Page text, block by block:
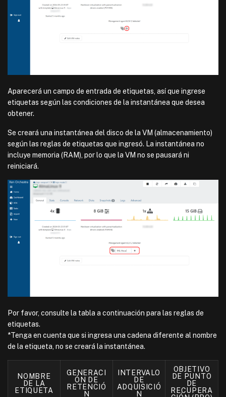
Aparecerá un campo de entrada de etiquetas, así que ingrese
etiquetas según las condiciones de la instantánea que desea
obtener.
Se creará una instantánea del disco de la VM (almacenamiento)
según las reglas de etiquetas que ingresó. La instantánea no
incluye memoria (RAM), por lo que la VM no se pausará ni
reiniciará.
Por favor, consulte la tabla a continuación para las reglas de
etiquetas.
*Tenga en cuenta que si ingresa una cadena diferente al nombre
de la etiqueta, no se creará la instantánea.
NOMBRE
DE LA
ETIQUETA
GENERACI
ÓN DE
RETENCIÓ
N
INTERVALO
DE
ADQUISICIÓ
N
OBJETIVO
DE PUNTO
DE
RECUPERA